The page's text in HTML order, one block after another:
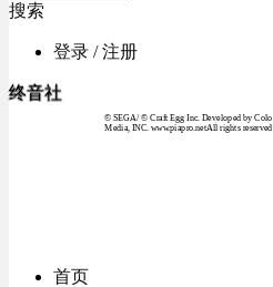
搜索
登录 / 注册
终音社
© SEGA / © Craft Egg Inc. Developed by
Media, INC. www.piapro.netAll rights
首页